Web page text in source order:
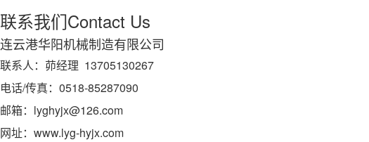
联系我们Contact Us
连云港华阳机械制造有限公司
联系人：茆经理 13705130267
电话/传真：0518-85287090
邮箱：lyghyjx@126.com
网址：www.lyg-hyjx.com